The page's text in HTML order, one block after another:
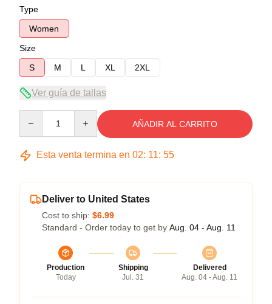
Type
Women
Size
S
M L XL 2XL
Ver guía de tallas
AÑADIR AL CARRITO
Esta venta termina en 02: 11: 54
Deliver to United States
Cost to ship: $6.99
Standard - Order today to get by Aug. 04 - Aug. 11
Production
Today
Shipping
Jul. 31
Delivered
Aug. 04 - Aug. 11